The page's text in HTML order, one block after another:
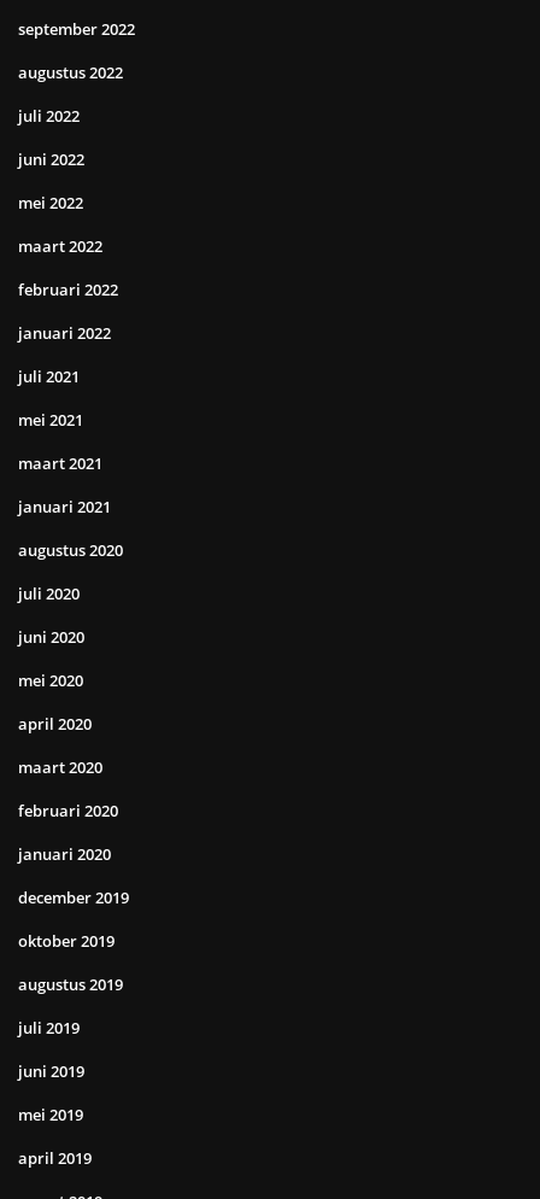
september 2022
augustus 2022
juli 2022
juni 2022
mei 2022
maart 2022
februari 2022
januari 2022
juli 2021
mei 2021
maart 2021
januari 2021
augustus 2020
juli 2020
juni 2020
mei 2020
april 2020
maart 2020
februari 2020
januari 2020
december 2019
oktober 2019
augustus 2019
juli 2019
juni 2019
mei 2019
april 2019